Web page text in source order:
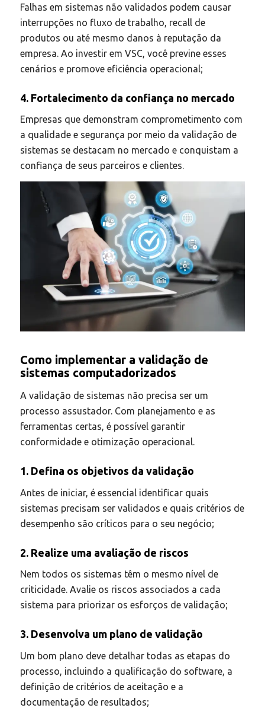
Falhas em sistemas não validados podem causar
interrupções no fluxo de trabalho, recall de
produtos ou até mesmo danos à reputação da
empresa. Ao investir em VSC, você previne esses
cenários e promove eficiência operacional;
4. Fortalecimento da confiança no mercado
Empresas que demonstram comprometimento com
a qualidade e segurança por meio da validação de
sistemas se destacam no mercado e conquistam a
confiança de seus parceiros e clientes.
Como implementar a validação de
sistemas computadorizados
A validação de sistemas não precisa ser um
processo assustador. Com planejamento e as
ferramentas certas, é possível garantir
conformidade e otimização operacional.
1. Defina os objetivos da validação
Antes de iniciar, é essencial identificar quais
sistemas precisam ser validados e quais critérios de
desempenho são críticos para o seu negócio;
2. Realize uma avaliação de riscos
Nem todos os sistemas têm o mesmo nível de
criticidade. Avalie os riscos associados a cada
sistema para priorizar os esforços de validação;
3. Desenvolva um plano de validação
Um bom plano deve detalhar todas as etapas do
processo, incluindo a qualificação do software, a
definição de critérios de aceitação e a
documentação de resultados;